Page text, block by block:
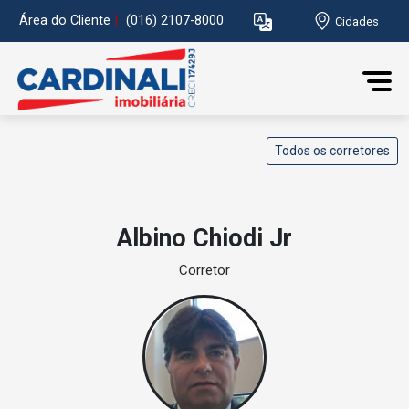
Área do Cliente (016) 2107-8000 Cidades
Todos os corretores
Albino Chiodi Jr
Corretor